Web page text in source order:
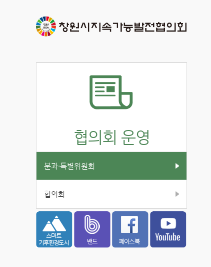
협의회 운영
분과·특별위원회
협의회